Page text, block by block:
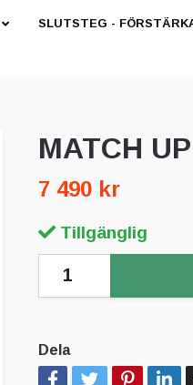
SLUTSTEG -
MATCH
7 490 kr
Tillgänglig
Dela